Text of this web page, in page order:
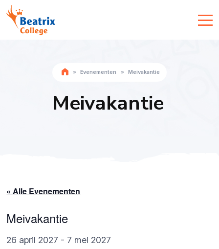
» Evenementen » Meivakantie
Meivakantie
« Alle Evenementen
Meivakantie
26 april 2027 - 7 mei 2027